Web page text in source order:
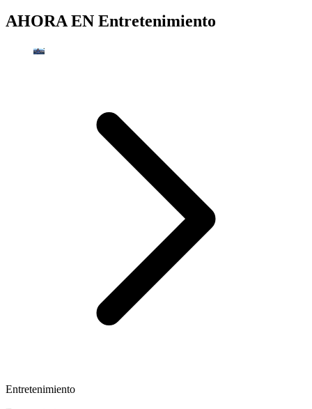
AHORA EN Entretenimiento
Entretenimiento